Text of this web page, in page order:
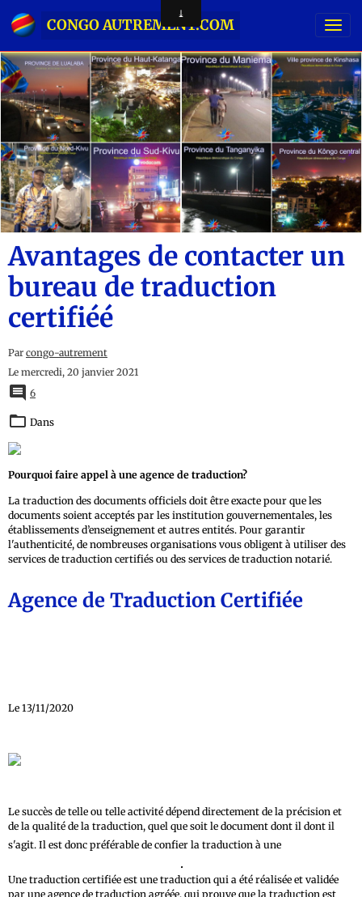
CONGO AUTREMENT.COM
Avantages de contacter un
bureau de traduction
сertifiéé
Par congo-autrement
Le mercredi, 20 janvier 2021
6
Dans
Pourquoi faire appel à une agence de traduction?
La traduction des documents officiels doit être exacte pour que les
documents soient acceptés par les institution gouvernementales, les
établissements d’enseignement et autres entités. Pour garantir
l'authenticité, de nombreuses organisations vous obligent à utiliser des
services de traduction certifiés ou des services de traduction notarié.
Agence de Traduction Certifiée
Le 13/11/2020
Le succès de telle ou telle activité dépend directement de la précision et
de la qualité de la traduction, quel que soit le document dont il dont il
s'agit. Il est donc préférable de confier la traduction à une
.
Une traduction certifiée est une traduction qui a été réalisée et validée
par une agence de traduction agréée, qui prouve que la traduction est